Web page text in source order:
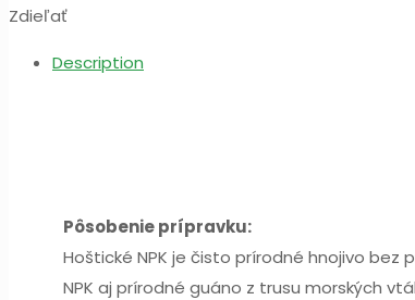
Zdieľať
Description
Pôsobenie prípravku:
Hoštické NPK je čisto prírodné hnojivo bez
NPK aj prírodné guáno z trusu morských